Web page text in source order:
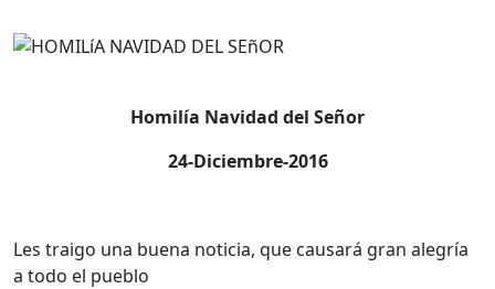
Homilía Navidad del Señor
24-Diciembre-2016
Les traigo una buena noticia, que causará gran alegría
a todo el pueblo